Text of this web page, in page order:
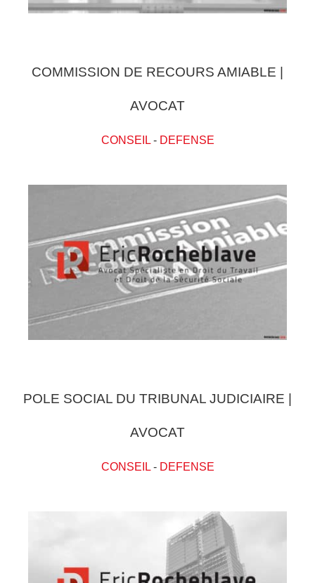
COMMISSION DE RECOURS AMIABLE |
AVOCAT
CONSEIL- DEFENSE
POLE SOCIAL DU TRIBUNAL JUDICIAIRE |
AVOCAT
CONSEIL- DEFENSE